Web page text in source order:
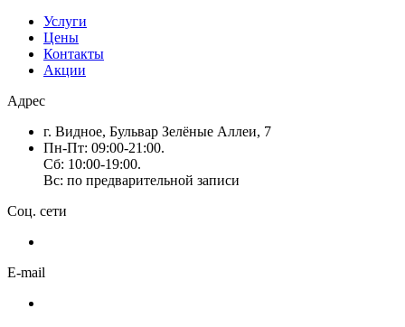
Услуги
Цены
Контакты
Акции
Адрес
г. Видное, Бульвар Зелёные Аллеи, 7
Пн-Пт: 09:00-21:00.
Сб: 10:00-19:00.
Вс: по предварительной записи
Соц. сети
E-mail